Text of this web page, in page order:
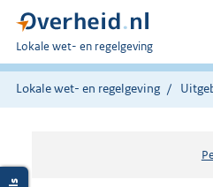
U
bent
hier:
Lokale wet- en regelgeving
Lokale wet- en regelgeving